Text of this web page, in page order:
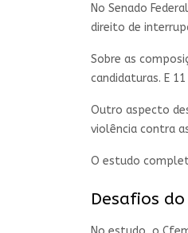
No Senado
direito de
Sobre as
candidaturas. E
Outro aspecto
violência contra
O estudo
Desafios